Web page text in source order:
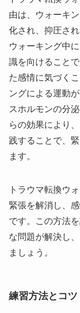
由は、ウォーキ
化され、抑圧さ
ウォーキング中
識を向けること
た感情に気づく
ングによる運動
スホルモンの分
らの効果により
践することで、
ます。
トラウマ転換ウ
緊張を解消し、
です。この方法
な問題が解決し
ましょう。
練習方法とコツ